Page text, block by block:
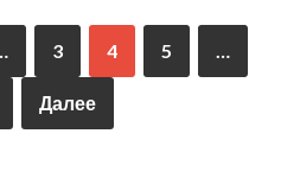
3 4 5
Далее